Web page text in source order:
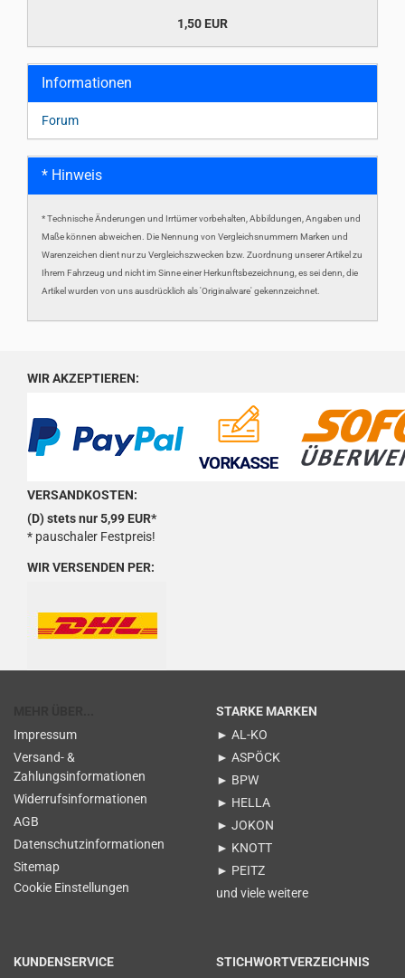
1,50 EUR
Informationen
Forum
* Hinweis
* Technische Änderungen und Irrtümer vorbehalten, Abbildungen, Angaben und
Maße können abweichen. Die Nennung von Vergleichsnummern Marken und
Warenzeichen dient nur zu Vergleichszwecken bzw. Zuordnung unserer Artikel zu
Ihrem Fahrzeug und nicht im Sinne einer Herkunftsbezeichnung, es sei denn, die
Artikel wurden von uns ausdrücklich als 'Originalware' gekennzeichnet.
WIR AKZEPTIEREN:
VERSANDKOSTEN:
(D) stets nur 5,99 EUR*
* pauschaler Festpreis!
WIR VERSENDEN PER:
Impressum
Versand- &
Zahlungsinformationen
Widerrufsinformationen
AGB
Datenschutzinformationen
Sitemap
Cookie Einstellungen
STARKE MARKEN
► AL-KO
► ASPÖCK
► BPW
► HELLA
► JOKON
► KNOTT
► PEITZ
und viele weitere
KUNDENSERVICE STICHWORTVERZEICHNIS